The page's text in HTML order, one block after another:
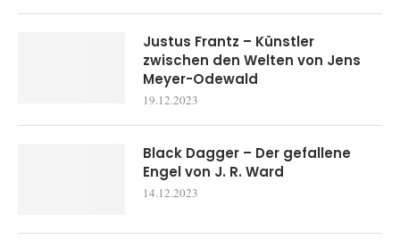
Justus Frantz – Künstler
zwischen den Welten von Jens
Meyer-Odewald
19.12.2023
Black Dagger – Der gefallene
Engel von J. R. Ward
14.12.2023